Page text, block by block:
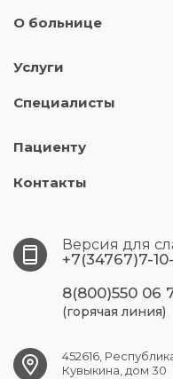
О больнице
Услуги
Специалисты
Пациенту
Контакты
Версия для
+7(34767)7-
8(800)550 06
(горячая линия)
452616,
Кувыкина, дом 30